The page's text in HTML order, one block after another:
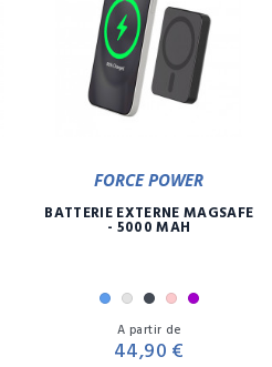
FORCE POWER
BATTERIE EXTERNE MAGSAFE
- 5000 MAH
BleuGrisNoirRoseViolet
A partir de
44,90 €